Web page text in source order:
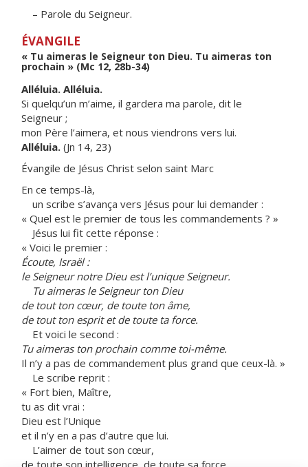
– Parole du Seigneur.
ÉVANGILE
« Tu aimeras le Seigneur ton Dieu. Tu aimeras ton
prochain » (Mc 12, 28b-34)
Alléluia. Alléluia.
Si quelqu’un m’aime, il gardera ma parole, dit le
Seigneur ;
mon Père l’aimera, et nous viendrons vers lui.
Alléluia. (Jn 14, 23)
Évangile de Jésus Christ selon saint Marc
En ce temps-là,
un scribe s’avança vers Jésus pour lui demander :
« Quel est le premier de tous les commandements ? »
Jésus lui fit cette réponse :
« Voici le premier :
Écoute, Israël :
le Seigneur notre Dieu est l’unique Seigneur.
Tu aimeras le Seigneur ton Dieu
de tout ton cœur, de toute ton âme,
de tout ton esprit et de toute ta force.
Et voici le second :
Tu aimeras ton prochain comme toi-même.
Il n’y a pas de commandement plus grand que ceux-là. »
Le scribe reprit :
« Fort bien, Maître,
tu as dit vrai :
Dieu est l’Unique
et il n’y en a pas d’autre que lui.
L’aimer de tout son cœur,
de toute son intelligence, de toute sa force,